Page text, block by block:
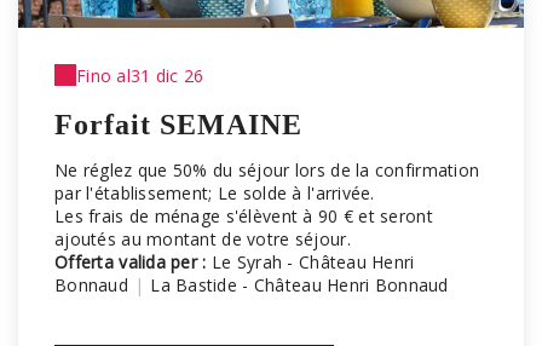
Fino al31 dic 26
Forfait SEMAINE
Ne réglez que 50% du séjour lors de la confirmation
par l'établissement; Le solde à l'arrivée.
Les frais de ménage s'élèvent à 90 € et seront
ajoutés au montant de votre séjour.
Offerta valida per : Le Syrah - Château Henri
Bonnaud | La Bastide - Château Henri Bonnaud